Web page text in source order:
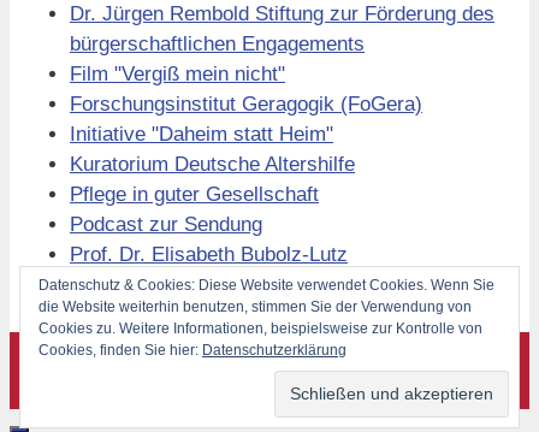
Dr. Jürgen Rembold Stiftung zur Förderung des
bürgerschaftlichen Engagements
Film "Vergiß mein nicht"
Forschungsinstitut Geragogik (FoGera)
Initiative "Daheim statt Heim"
Kuratorium Deutsche Altershilfe
Pflege in guter Gesellschaft
Podcast zur Sendung
Prof. Dr. Elisabeth Bubolz-Lutz
Volkssolidarität Berlin
Forschungsinstitut Geragogik (FoGera) 2026
Datenschutz & Cookies: Diese Website verwendet Cookies. Wenn Sie
die Website weiterhin benutzen, stimmen Sie der Verwendung von
Cookies zu. Weitere Informationen, beispielsweise zur Kontrolle von
Cookies, finden Sie hier: Datenschutzerklärung